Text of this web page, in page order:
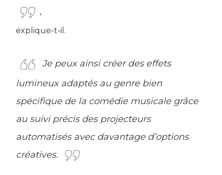
,
explique-t-il.
Je peux ainsi créer des effets
lumineux adaptés au genre bien
spécifique de la comédie musicale grâce
au suivi précis des projecteurs
automatisés avec davantage d’options
créatives.